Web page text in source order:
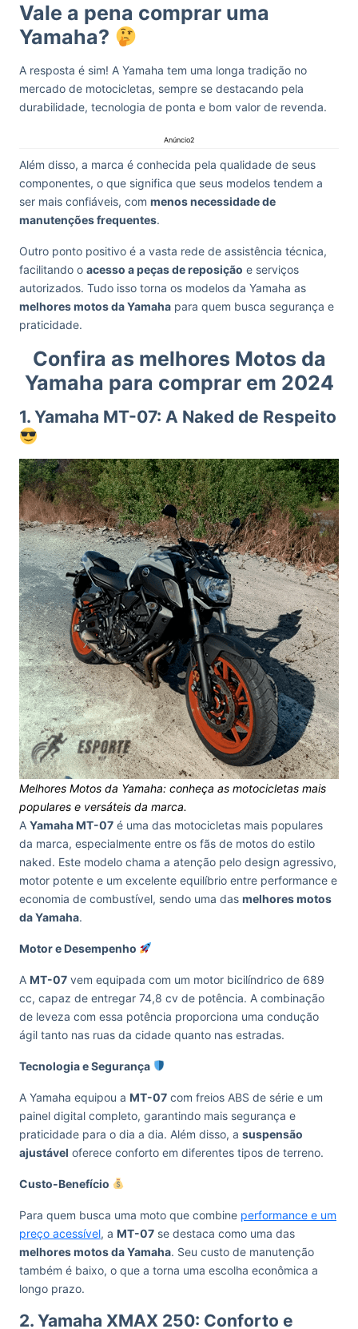
Vale a pena comprar uma
Yamaha?
A resposta é sim! A Yamaha tem uma longa tradição no
mercado de motocicletas, sempre se destacando pela
durabilidade, tecnologia de ponta e bom valor de revenda.
Anúncio2
Além disso, a marca é conhecida pela qualidade de seus
componentes, o que significa que seus modelos tendem a
ser mais confiáveis, com menos necessidade de
manutenções frequentes.
Outro ponto positivo é a vasta rede de assistência técnica,
facilitando o acesso a peças de reposição e serviços
autorizados. Tudo isso torna os modelos da Yamaha as
melhores motos da Yamaha para quem busca segurança e
praticidade.
Confira as melhores Motos da
Yamaha para comprar em 2024
1. Yamaha MT-07: A Naked de Respeito
Melhores Motos da Yamaha: conheça as motocicletas mais
populares e versáteis da marca.
A Yamaha MT-07 é uma das motocicletas mais populares
da marca, especialmente entre os fãs de motos do estilo
naked. Este modelo chama a atenção pelo design agressivo,
motor potente e um excelente equilíbrio entre performance e
economia de combustível, sendo uma das melhores motos
da Yamaha.
Motor e Desempenho
A MT-07 vem equipada com um motor bicilíndrico de 689
cc, capaz de entregar 74,8 cv de potência. A combinação
de leveza com essa potência proporciona uma condução
ágil tanto nas ruas da cidade quanto nas estradas.
Tecnologia e Segurança
A Yamaha equipou a MT-07 com freios ABS de série e um
painel digital completo, garantindo mais segurança e
praticidade para o dia a dia. Além disso, a suspensão
ajustável oferece conforto em diferentes tipos de terreno.
Custo-Benefício
Para quem busca uma moto que combine performance e um
preço acessível, a MT-07 se destaca como uma das
melhores motos da Yamaha. Seu custo de manutenção
também é baixo, o que a torna uma escolha econômica a
longo prazo.
2. Yamaha XMAX 250: Conforto e